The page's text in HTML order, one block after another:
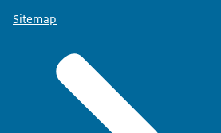
Sitemap